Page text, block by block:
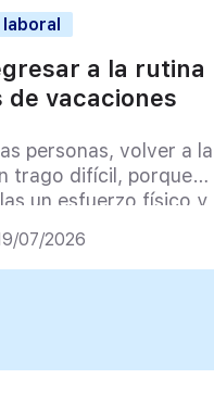
a la rutina
de vacaciones
personas, volver a la
trago difícil, porque
un esfuerzo físico y
07/2026